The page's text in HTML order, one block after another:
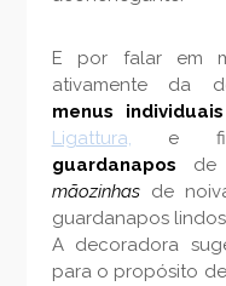
E por falar em
ativamente da
menus individuais
Ligattura, e
guardanapos de
mãozinhasde
guardanapos
A decoradora
para o propósito